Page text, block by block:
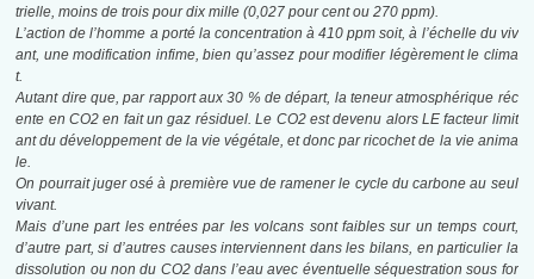
trielle, moins de trois pour dix mille (0,027 pour cent ou 270 ppm).
L’action de l’homme a porté la concentration à 410 ppm soit, à l’échelle du viv
ant, une modification infime, bien qu’assez pour modifier légèrement le clima
t.
Autant dire que, par rapport aux 30 % de départ, la teneur atmosphérique réc
ente en CO2 en fait un gaz résiduel. Le CO2 est devenu alors LE facteur limit
ant du développement de la vie végétale, et donc par ricochet de la vie anima
le.
On pourrait juger osé à première vue de ramener le cycle du carbone au seul
vivant.
Mais d’une part les entrées par les volcans sont faibles sur un temps court,
d’autre part, si d’autres causes interviennent dans les bilans, en particulier la
dissolution ounon du CO2 dans l’eau avec éventuelle séquestration sous for